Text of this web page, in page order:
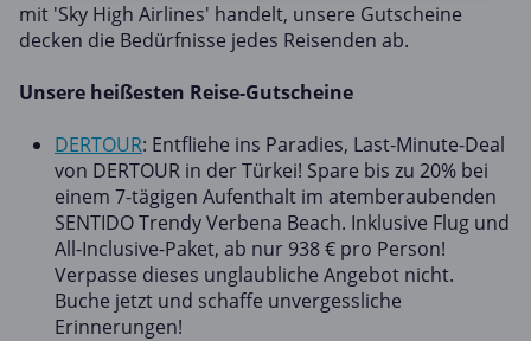
mit 'Sky High Airlines' handelt, unsere Gutscheine
decken die Bedürfnisse jedes Reisenden ab.
Unsere heißesten Reise-Gutscheine
DERTOUR: Entfliehe ins Paradies, Last-Minute-Deal
von DERTOUR in der Türkei! Spare bis zu 20% bei
einem 7-tägigen Aufenthalt im atemberaubenden
SENTIDO Trendy Verbena Beach. Inklusive Flug und
All-Inclusive-Paket, ab nur 938 € pro Person!
Verpasse dieses unglaubliche Angebot nicht.
Buche jetzt und schaffe unvergessliche
Erinnerungen!